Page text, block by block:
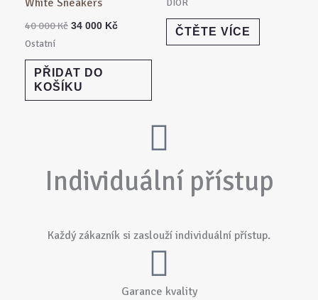
White Sneakers
40 000Kč 34 000 Kč
Ostatní
PŘIDAT DO
KOŠÍKU
ČTĚTE VÍCE
Individuální přístup
Každý zákazník si zaslouží individuální přístup.
Garance kvality